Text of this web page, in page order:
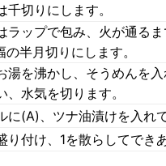
千切りにします。
ラップで包み、火が通る
の半月切りにします。
湯を沸かし、そうめんを
、水気を切ります。
に(A)、ツナ油漬けを入れ
り付け、1を散らしてでき